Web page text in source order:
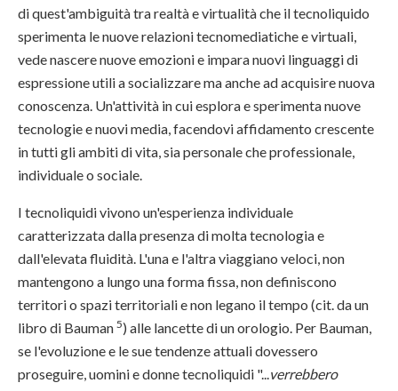
di quest'ambiguità tra realtà e virtualità che il tecnoliquido
sperimenta le nuove relazioni tecnomediatiche e virtuali,
vede nascere nuove emozioni e impara nuovi linguaggi di
espressione utili a socializzare ma anche ad acquisire nuova
conoscenza. Un'attività in cui esplora e sperimenta nuove
tecnologie e nuovi media, facendovi affidamento crescente
in tutti gli ambiti di vita, sia personale che professionale,
individuale o sociale.
I tecnoliquidi vivono un'esperienza individuale
caratterizzata dalla presenza di molta tecnologia e
dall'elevata fluidità. L'una e l'altra viaggiano veloci, non
mantengono a lungo una forma fissa, non definiscono
territori o spazi territoriali e non legano il tempo (cit. da un
libro di Bauman 5) alle lancette di un orologio. Per Bauman,
se l'evoluzione e le sue tendenze attuali dovessero
proseguire, uomini e donne tecnoliquidi "...verrebbero